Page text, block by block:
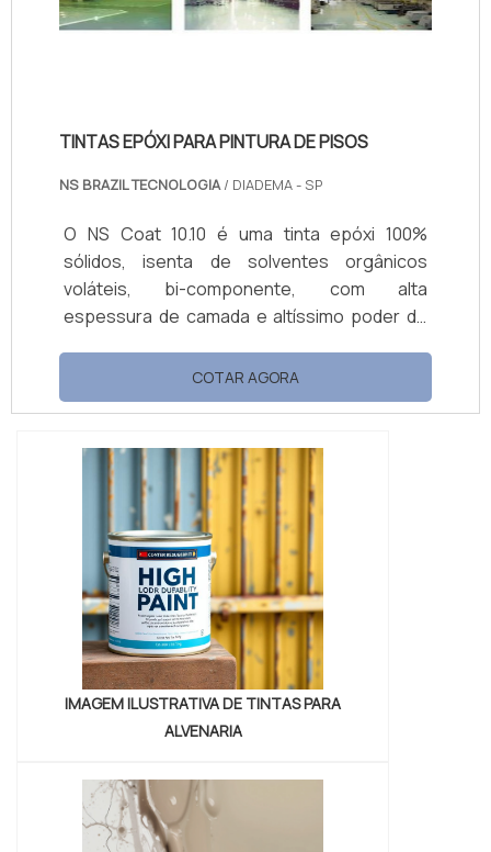
TINTAS EPÓXI PARA PINTURA DE PISOS
NS BRAZIL TECNOLOGIA / DIADEMA - SP
O NS Coat 10.10 é uma tinta epóxi 100%
sólidos, isenta de solventes orgânicos
voláteis, bi-componente, com alta
espessura de camada e altíssimo poder de
uma película dura que possui grande
impermeabilidade, fácil limpeza, brilhante e
químicos e a abrasão, além de ser um
tratamento anti-poeira.Especialmente
desenvolvido para pintura protetiva de ...
COTAR AGORA
IMAGEM ILUSTRATIVA DE TINTAS PARA
ALVENARIA